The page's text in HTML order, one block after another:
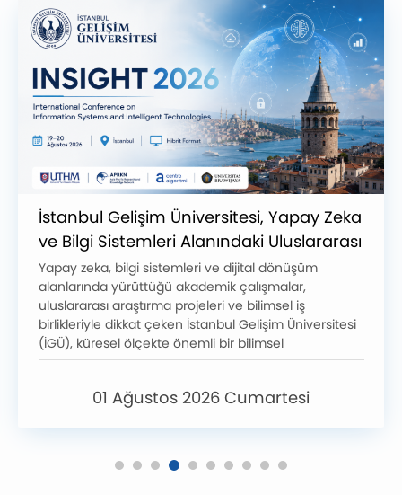
İstanbul Gelişim Üniversitesi, Yapay Zeka
ve Bilgi Sistemleri Alanındaki Uluslararası
Vizyonunu INSIGHT 2026 ile Güçlendiriyor
Yapay zeka, bilgi sistemleri ve dijital dönüşüm
alanlarında yürüttüğü akademik çalışmalar,
uluslararası araştırma projeleri ve bilimsel iş
birlikleriyle dikkat çeken İstanbul Gelişim Üniversitesi
(İGÜ), küresel ölçekte önemli bir bilimsel
organizasyona daha ev sahipliği yapmaya
güçlendirmeyi ve disiplinler arası bilimsel üretimi
and Intelligent Technologies 2026 (INSIGHT 2026)
konferansını 19–20 Ağustos 2026 tarihlerinde hibrit
01 Ağustos 2026 Cumartesi